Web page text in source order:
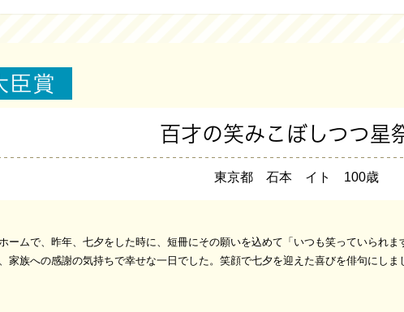
臣賞
百才の笑みこぼしつつ星
東京都 石本 イト 100歳
ームで、昨年、七夕をした時に、短冊にその願いを込めて「いつも笑っていられ
家族への感謝の気持ちで幸せな一日でした。笑顔で七夕を迎えた喜びを俳句にしま